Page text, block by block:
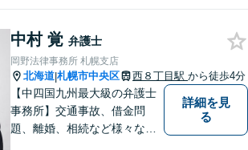
い！
中村 覚 弁護士
岡野法律事務所 札幌支店
北海道|札幌市中央区 西８丁目駅 から徒歩4分
【中四国九州最大級の弁護士
事務所】交通事故、借金問
題、離婚、相続など様々な問
詳細を見
る